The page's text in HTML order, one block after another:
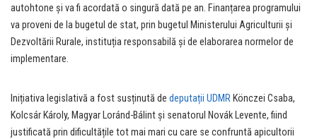
autohtone și va fi acordată o singură dată pe an. Finanțarea programului
va proveni de la bugetul de stat, prin bugetul Ministerului Agriculturii și
Dezvoltării Rurale, instituția responsabilă și de elaborarea normelor de
implementare.
Inițiativa legislativă a fost susținută de deputații UDMR Könczei Csaba,
Kolcsár Károly, Magyar Loránd-Bálint și senatorul Novák Levente, fiind
justificată prin dificultățile tot mai mari cu care se confruntă apicultorii